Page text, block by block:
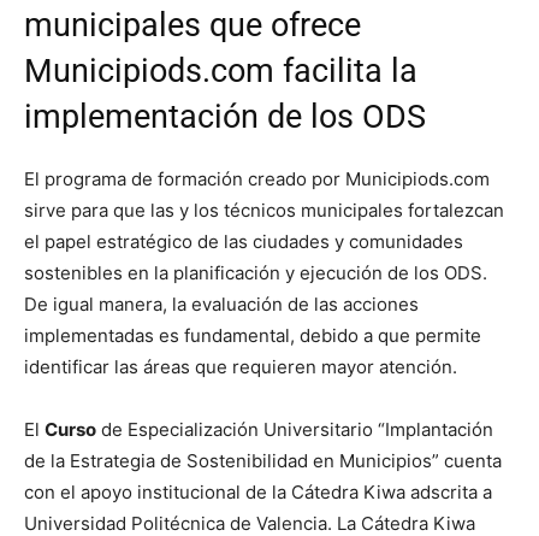
municipales que ofrece
Municipiods.com facilita la
implementación de los ODS
El programa de formación creado por Municipiods.com
sirve para que las y los técnicos municipales fortalezcan
el papel estratégico de las ciudades y comunidades
sostenibles en la planificación y ejecución de los ODS.
De igual manera, la evaluación de las acciones
implementadas es fundamental, debido a que permite
identificar las áreas que requieren mayor atención.
El Curso de Especialización Universitario “Implantación
de la Estrategia de Sostenibilidad en Municipios” cuenta
con el apoyo institucional de la Cátedra Kiwa adscrita a
Universidad Politécnica de Valencia. La Cátedra Kiwa